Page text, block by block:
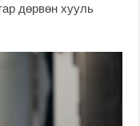
дөрвөн хууль